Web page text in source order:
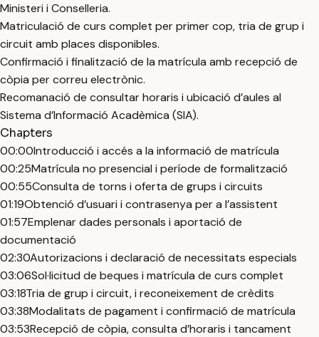
Ministeri i Conselleria.
Matriculació de curs complet per primer cop, tria de grup i
circuit amb places disponibles.
Confirmació i finalització de la matrícula amb recepció de
còpia per correu electrònic.
Recomanació de consultar horaris i ubicació d’aules al
Sistema d’Informació Acadèmica (SIA).
Chapters
00:00Introducció i accés a la informació de matrícula
00:25Matrícula no presencial i període de formalització
00:55Consulta de torns i oferta de grups i circuits
01:19Obtenció d’usuari i contrasenya per a l’assistent
01:57Emplenar dades personals i aportació de
documentació
02:30Autorizacions i declaració de necessitats especials
03:06Sol·licitud de beques i matrícula de curs complet
03:18Tria de grup i circuit, i reconeixement de crèdits
03:38Modalitats de pagament i confirmació de matrícula
03:53Recepció de còpia, consulta d’horaris i tancament